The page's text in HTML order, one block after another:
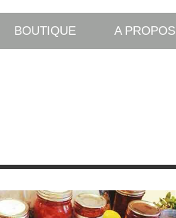
BOUTIQUE A PROPOS